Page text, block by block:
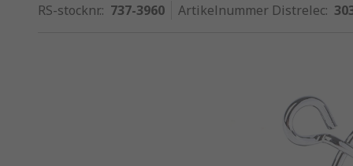
RS-stocknr.: 737-3960 Artikelnummer Distrelec: